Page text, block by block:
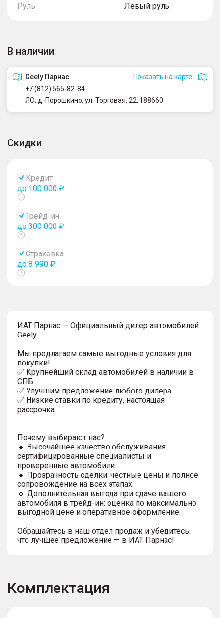
Руль Левый руль
В наличии:
Geely Парнас
Показать на карте
+7 (812) 565-82-84
ЛО, д. Порошкино, ул. Торговая, 22, 188660
Скидки
Кредит
до 100 000 ₽
Показать
Трейд-ин
до 300 000 ₽
Показать
Страховка
до 8 990 ₽
Показать
ИAT Парнас — Официальный дилер автомобилей
Geely.
Мы предлагаем самые выгодные условия для
покупки!
✅ Крупнейший склад автомобилей в наличии в
СПБ
✅ Улучшим предложение любого дилера
✅ Низкие ставки по кредиту, настоящая
рассрочка
Почему выбирают нас?
🔹 Высочайшее качество обслуживания:
сертифицированные специалисты и
проверенные автомобили.
🔹 Прозрачность сделки: честные цены и полное
сопровождение на всех этапах.
🔹 Дополнительная выгода при сдаче вашего
автомобиля в трейд-ин: оценка по максимально
выгодной цене и оперативное оформление.
Обращайтесь в наш отдел продаж и убедитесь,
что лучшее предложение — в ИАТ Парнас!
Комплектация